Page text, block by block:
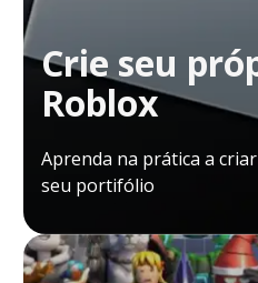
Crie seu
Roblox
Aprenda na prática a
seu portifólio